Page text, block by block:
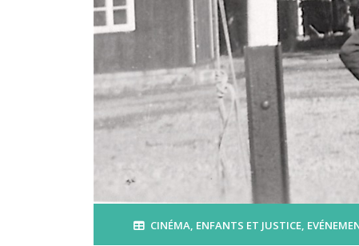
CINÉMA, ENFANTS ET JUSTICE,